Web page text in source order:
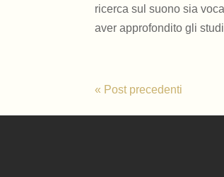
ricerca sul suono sia
aver approfondito gli
« Post precedenti